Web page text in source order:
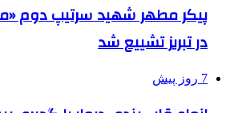
پیکر مطهر شهید سرتیپ دوم
در تبریز تشییع شد
7 روز پیش